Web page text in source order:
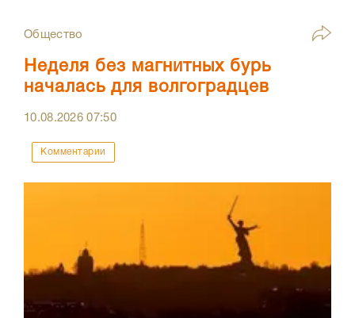
Общество
Неделя без магнитных бурь
началась для волгоградцев
10.08.202607:50
Комментарии